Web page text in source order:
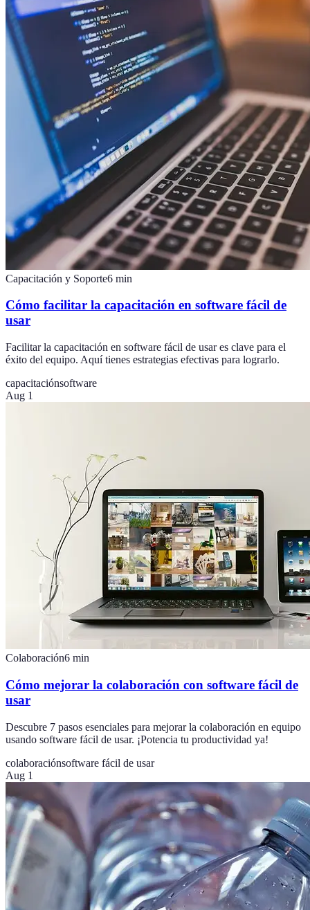
Capacitación y Soporte6 min
Cómo facilitar la capacitación en software fácil de
usar
Facilitar la capacitación en software fácil de usar es clave para el
éxito del equipo. Aquí tienes estrategias efectivas para lograrlo.
capacitaciónsoftware
Aug 1
Colaboración6 min
Cómo mejorar la colaboración con software fácil de
usar
Descubre 7 pasos esenciales para mejorar la colaboración en equipo
usando software fácil de usar. ¡Potencia tu productividad ya!
colaboraciónsoftware fácil de usar
Aug 1